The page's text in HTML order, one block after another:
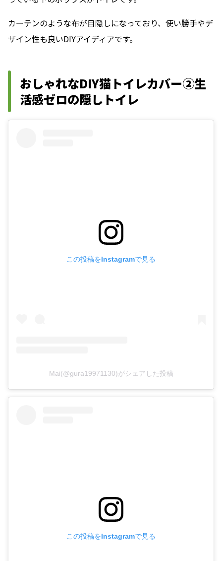
カーテンのような布が目隠しになっており、使い勝手やデ
ザイン性も良いDIYアイディアです。
おしゃれなDIY猫トイレカバー②生
活感ゼロの隠しトイレ
この投稿をInstagramで見る
Mai(@gura19971130)がシェアした投稿
この投稿をInstagramで見る